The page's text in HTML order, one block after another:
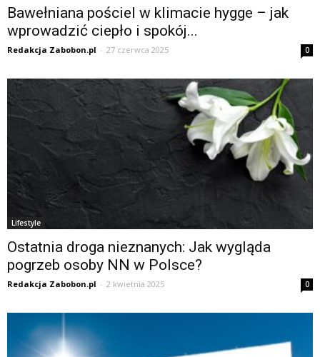
Bawełniana pościel w klimacie hygge – jak
wprowadzić ciepło i spokój...
Redakcja Zabobon.pl - 27 czerwca 2025 0
Lifestyle
Ostatnia droga nieznanych: Jak wygląda
pogrzeb osoby NN w Polsce?
Redakcja Zabobon.pl - 2 kwietnia 2025 0